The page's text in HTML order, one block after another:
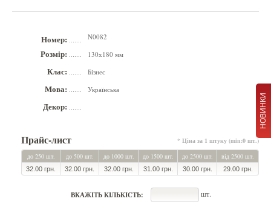
НОВИНКИ
Номер: N0082
Розмір: 130х180 мм
Клас: Бізнес
Мова: Українська
Декор:
Прайс-лист
* Ціна за 1 штуку (min:0 шт.)
до 250 шт.
до 500 шт. до 1000 шт. до 1500 шт. до 2500 шт. від 2500 шт.
32.00 грн. 32.00 грн. 32.00 грн. 31.00 грн. 30.00 грн. 29.00 грн.
ВКАЖІТЬ КІЛЬКІСТЬ: шт.